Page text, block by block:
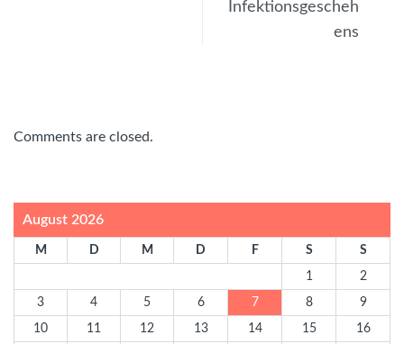
Infektionsgescheh
ens
Comments are closed.
August 2026
M D M D F S S
1 2
3 4 5 6 7 8 9
10 11 12 13 14 15 16